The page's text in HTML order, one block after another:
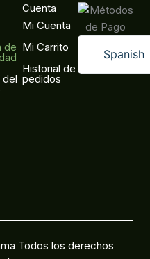
de
del
Cuenta
Mi Cuenta
Mi Carrito
Historial de
pedidos
Spanish
English
Todos los derechos